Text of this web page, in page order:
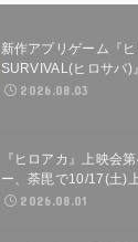
新作アプリゲーム『
SURVIVAL(ヒロサバ
2026.08.03
『ヒロアカ』上映会
ー、荼毘で10/17(土)
2026.08.01